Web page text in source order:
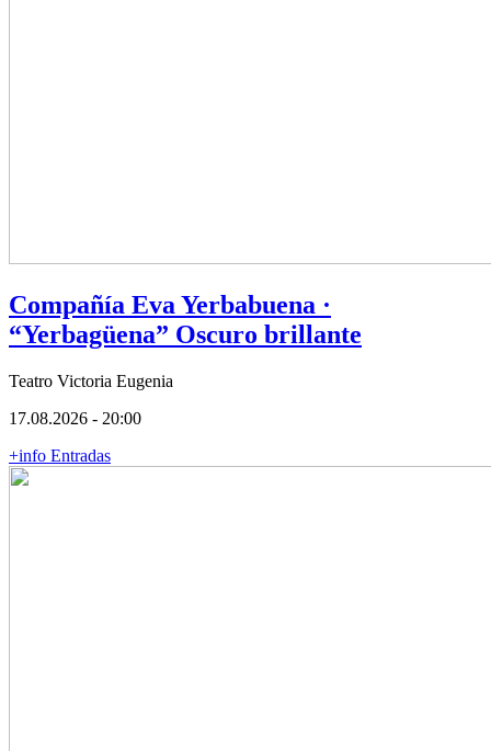
Compañía Eva Yerbabuena ·
“Yerbagüena” Oscuro brillante
Teatro Victoria Eugenia
17.08.2026 - 20:00
+info Entradas